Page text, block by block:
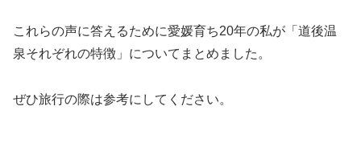
これらの声に答えるために愛媛育ち20年の私が「道後温
泉それぞれの特徴」についてまとめました。
ぜひ旅行の際は参考にしてください。